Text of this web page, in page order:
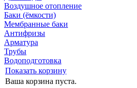
Воздушное отопление
Баки (ёмкости)
Мембранные баки
Антифризы
Арматура
Трубы
Водоподготовка
Показать корзину
Ваша корзина пуста.